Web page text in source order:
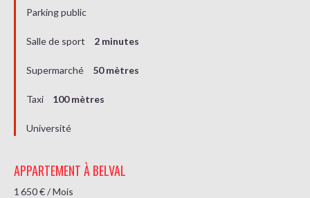
Parking public
Salle de sport 2 minutes
Supermarché 50 mètres
Taxi 100 mètres
Université
APPARTEMENT À BELVAL
1 650 € / Mois